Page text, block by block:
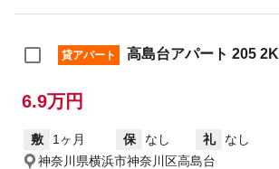
貸アパート 高島台アパート 205 2K
6.9万円
敷 1ヶ月 保 なし 礼
なし
神奈川県横浜市神奈川区高島台